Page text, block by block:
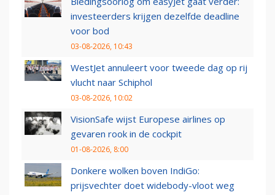
investeerders krijgen dezelfde deadline
voor bod
03-08-2026, 10:43
WestJet annuleert voor tweede dag op rij
vlucht naar Schiphol
03-08-2026, 10:02
VisionSafe wijst Europese airlines op
gevaren rook in de cockpit
01-08-2026, 8:00
Donkere wolken boven IndiGo:
prijsvechter doet widebody-vloot weg